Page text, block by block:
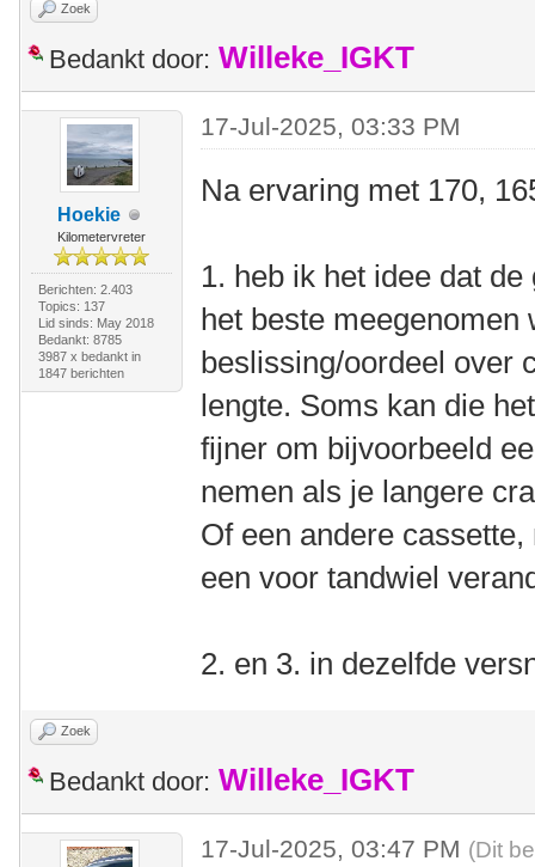
Zoek
Bedankt door: Willeke_IGKT
Hoekie
Kilometervreter
Berichten: 2.403
Topics: 137
Lid sinds: May 2018
Bedankt: 8785
3987 x bedankt in
1847 berichten
17-Jul-2025, 03:33 PM
Na ervaring met 170,
1. heb ik het idee dat
het beste meegenomen
beslissing/oordeel over
lengte. Soms kan die
fijner om bijvoorbeeld
nemen als je langere
Of een andere
een voor tandwiel
2. en 3. in dezelfde
Zoek
Bedankt door: Willeke_IGKT
17-Jul-2025, 03:47 PM (Dit